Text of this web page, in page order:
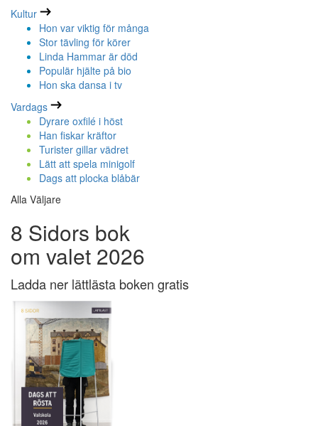
Kultur
Hon var viktig för många
Stor tävling för körer
Linda Hammar är död
Populär hjälte på bio
Hon ska dansa i tv
Vardags
Dyrare oxfilé i höst
Han fiskar kräftor
Turister gillar vädret
Lätt att spela minigolf
Dags att plocka blåbär
Alla Väljare
8 Sidors bok
om valet 2026
Ladda ner lättlästa boken gratis